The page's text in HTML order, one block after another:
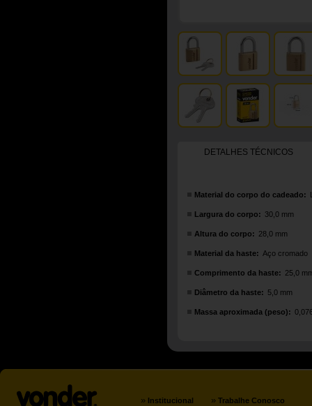
DETALHES TÉCNICOS
Material do corpo do cadeado:
Largura do corpo: 30,0 mm
Altura do corpo: 28,0 mm
Material da haste: Aço cromado
Comprimento da haste: 25,0
Diâmetro da haste: 5,0 mm
Massa aproximada (peso):
» Institucional » Trabalhe Conosco